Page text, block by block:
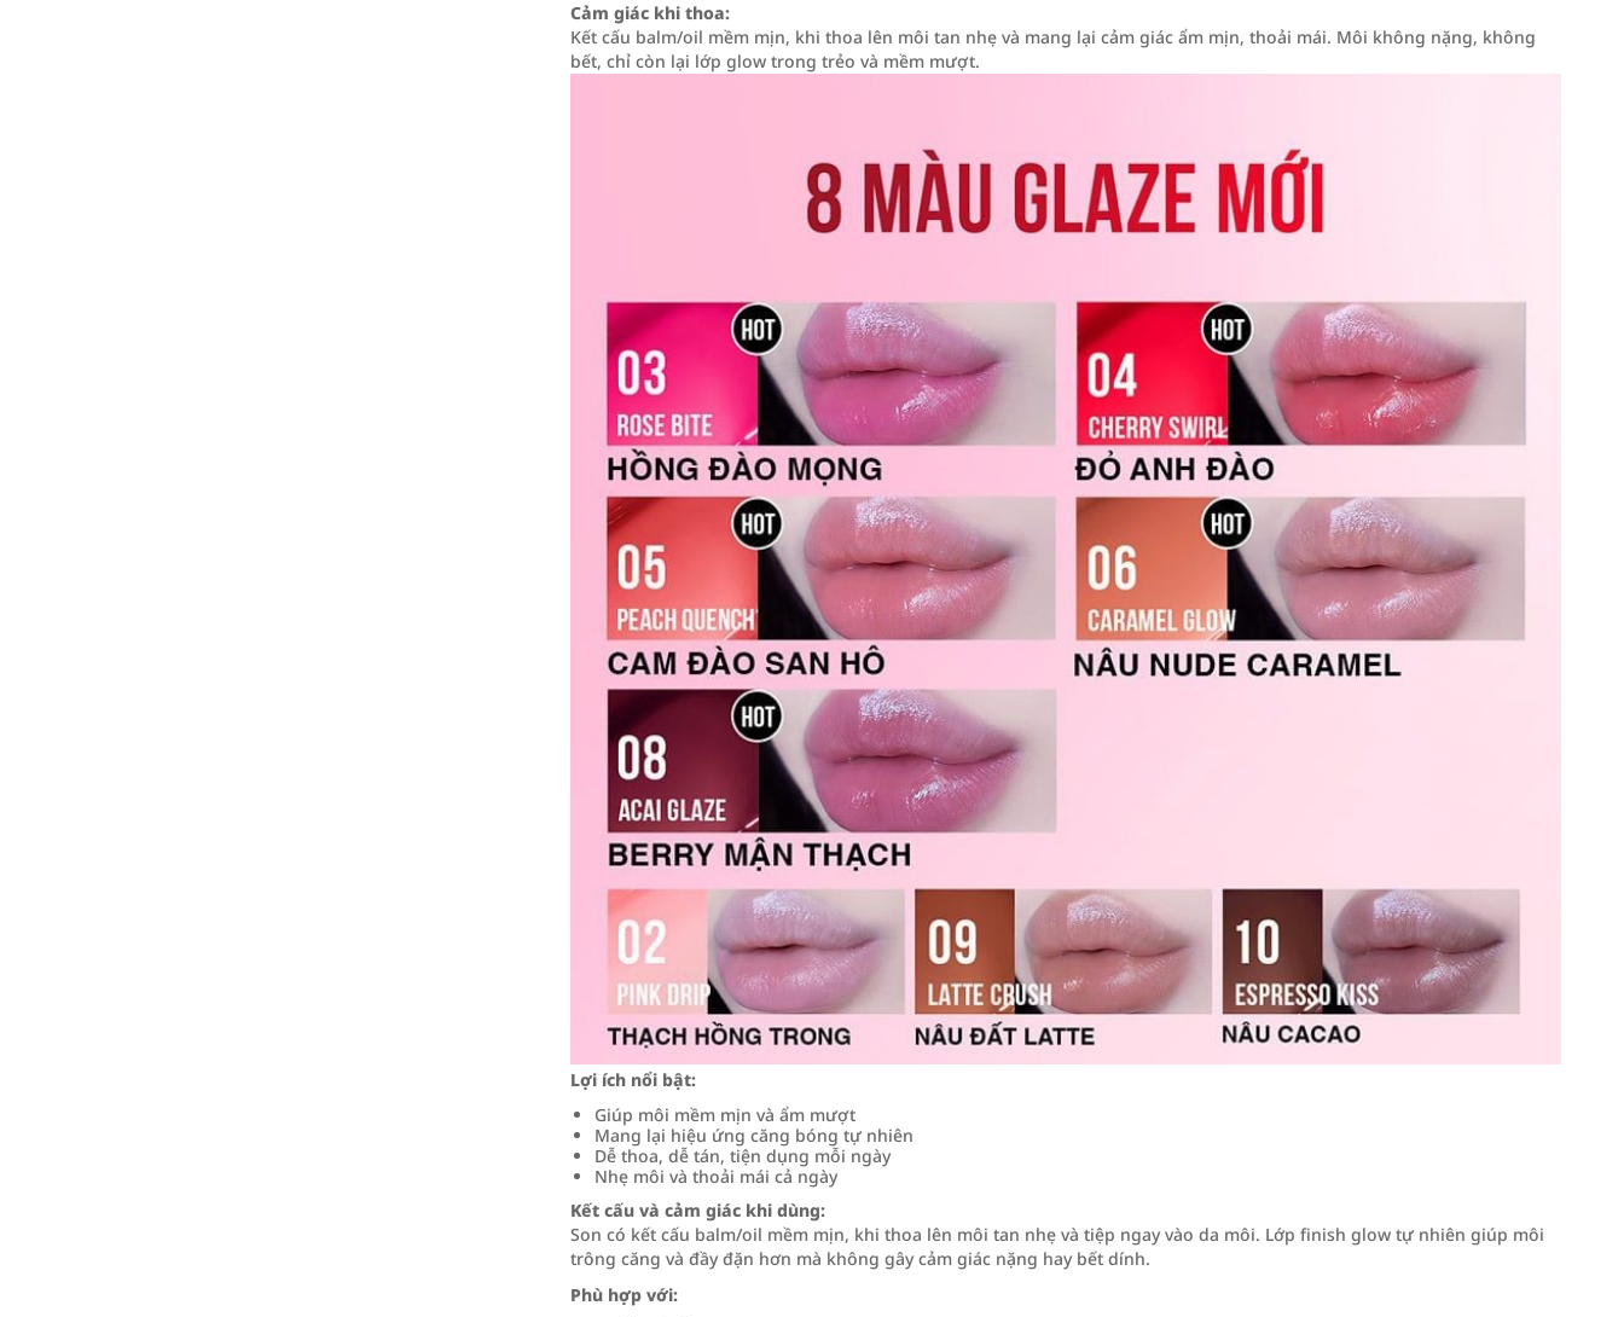
Cảm giác khi thoa:
Kết cấu balm/oil mềm mịn, khi thoa lên môi tan nhẹ và mang lại cảm giác ẩm mịn, thoải mái. Môi không nặng, không
bết, chỉ còn lại lớp glow trong trẻo và mềm mượt.
Lợi ích nổi bật:
Giúp môi mềm mịn và ẩm mượt
Mang lại hiệu ứng căng bóng tự nhiên
Dễ thoa, dễ tán, tiện dụng mỗi ngày
Nhẹ môi và thoải mái cả ngày
Kết cấu và cảm giác khi dùng:
Son có kết cấu balm/oil mềm mịn, khi thoa lên môi tan nhẹ và tiệp ngay vào da môi. Lớp finish glow tự nhiên giúp môi
trông căng và đầy đặn hơn mà không gây cảm giác nặng hay bết dính.
Phù hợp với: